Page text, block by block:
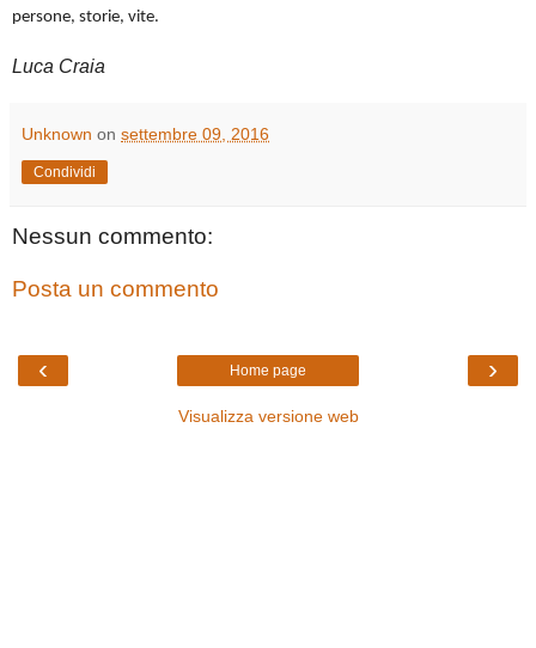
persone, storie, vite.
Luca Craia
Unknown on settembre 09, 2016
Condividi
Nessun commento:
Posta un commento
‹ ›
Home page
Visualizza versione web